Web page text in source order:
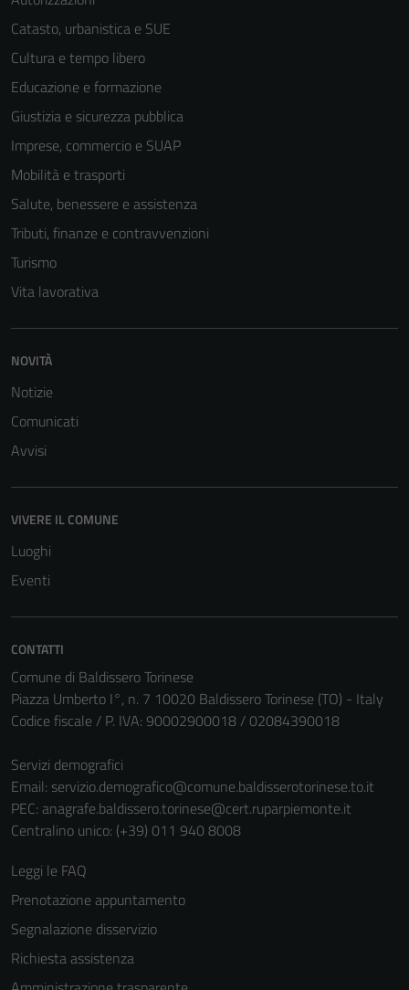
Catasto, urbanistica e SUE
Cultura e tempo libero
Educazione e formazione
Giustizia e sicurezza pubblica
Imprese, commercio e SUAP
Mobilità e trasporti
Salute, benessere e assistenza
Tributi, finanze e contravvenzioni
Turismo
Vita lavorativa
NOVITÀ
Notizie
Comunicati
Avvisi
VIVERE IL COMUNE
Luoghi
Eventi
CONTATTI
Comune di Baldissero Torinese
Piazza Umberto I°, n. 7 10020 Baldissero Torinese (TO) - Italy
Codice fiscale / P. IVA: 90002900018 / 02084390018
Servizi demografici
Email: servizio.demografico@comune.baldisserotorinese.to.it
PEC: anagrafe.baldissero.torinese@cert.ruparpiemonte.it
Centralino unico: (+39) 011 940 8008
Leggi le FAQ
Prenotazione appuntamento
Segnalazione disservizio
Richiesta assistenza